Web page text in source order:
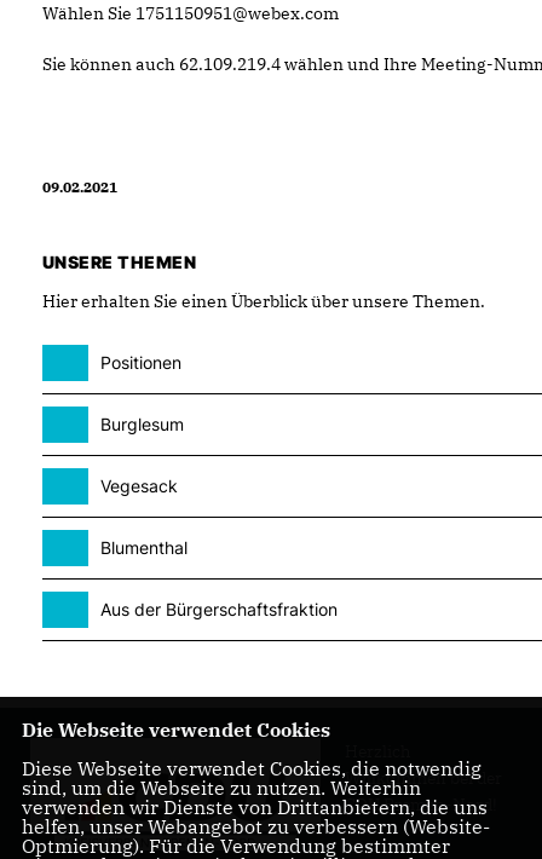
Wählen Sie 1751150951@webex.com
Sie können auch 62.109.219.4 wählen und Ihre Meeting-
09.02.2021
UNSERE THEMEN
Hier erhalten Sie einen Überblick über unsere Themen.
Positionen
Burglesum
Vegesack
Blumenthal
Aus der Bürgerschaftsfraktion
Willkommen bei der
CDU Bremen-Nord!
Die Webseite verwendet Cookies
Diese Webseite verwendet Cookies, die notwendig
sind, um die Webseite zu nutzen. Weiterhin
verwenden wir Dienste von Drittanbietern, die uns
helfen, unser Webangebot zu verbessern (Website-
Optmierung). Für die Verwendung bestimmter